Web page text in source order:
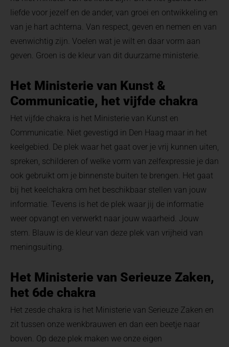
liefde voor jezelf en de ander, van groei en ontwikkeling en
van je hart achterna. Van respect, geven en nemen en van
evenwichtig zijn. Voelen wat je wilt en daar vorm aan
geven. Groen is de kleur van dit duurzame ministerie.
Het Ministerie van Kunst &
Communicatie, het vijfde chakra
Het vijfde chakra is het Ministerie van Kunst en
Communicatie. Niet gevestigd in Den Haag maar in het
keelgebied. De plek waar het gaat over je vrij kunnen uiten,
spreken, schilderen of welke vorm van zelfexpressie je dan
ook gebruikt om je binnenste buiten te brengen. Het gaat
bij het keelchakra om het beschikbaar stellen van jouw
informatie. Tevens is het de plek waar jij de informatie
weer opvangt en verwerkt naar jouw waarheid. Jouw
stem. Blauw is de kleur van deze plek van vrijheid van
meningsuiting.
Het Ministerie van Serieuze Zaken,
het 6de chakra
Het zesde chakra is het Ministerie van Serieuze Zaken en
zit tussen onze wenkbrauwen en dan een beetje naar
boven. Op deze plek maken we onze eigen